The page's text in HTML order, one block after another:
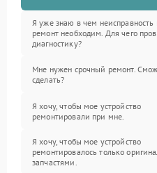
Я уже знаю в чем неисправность
ремонт необходим. Для чего
диагностику?
Мне нужен срочный ремонт.
сделать?
Я хочу, чтобы мое устройство
ремонтировали при мне.
Я хочу, чтобы мое устройство
ремонтировалось только
запчастями.